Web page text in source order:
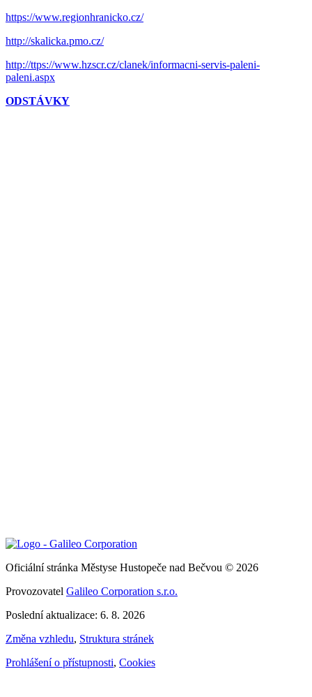
https://www.regionhranicko.cz/
http://skalicka.pmo.cz/
http://ttps://www.hzscr.cz/clanek/informacni-servis-paleni-
paleni.aspx
ODSTÁVKY
Oficiální stránka Městyse Hustopeče nad Bečvou © 2026
Provozovatel Galileo Corporation s.r.o.
Poslední aktualizace: 6. 8. 2026
Změna vzhledu, Struktura stránek
Prohlášení o přístupnosti, Cookies